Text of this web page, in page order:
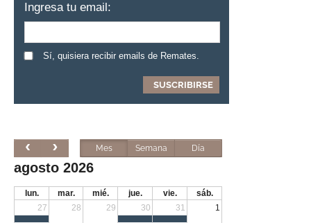
Ingresa tu email:
Sí, quisiera recibir emails de Remates.
Mes Semana Día
agosto 2026
lun. mar. mié. jue. vie.
sáb.
27
28 29 30 31 1